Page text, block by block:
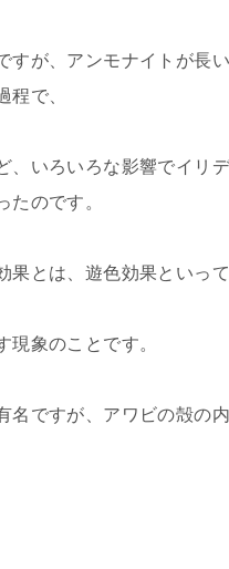
すが、アンモナイトが長
程で、
、いろいろな影響でイリ
たのです。
果とは、遊色効果といっ
現象のことです。
名ですが、アワビの殻の